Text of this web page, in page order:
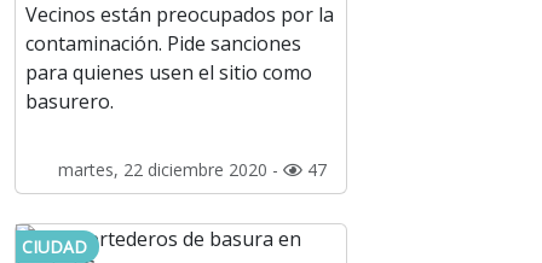
Vecinos están preocupados por la
contaminación. Pide sanciones
para quienes usen el sitio como
basurero.
martes, 22 diciembre 2020 - 47
CIUDAD